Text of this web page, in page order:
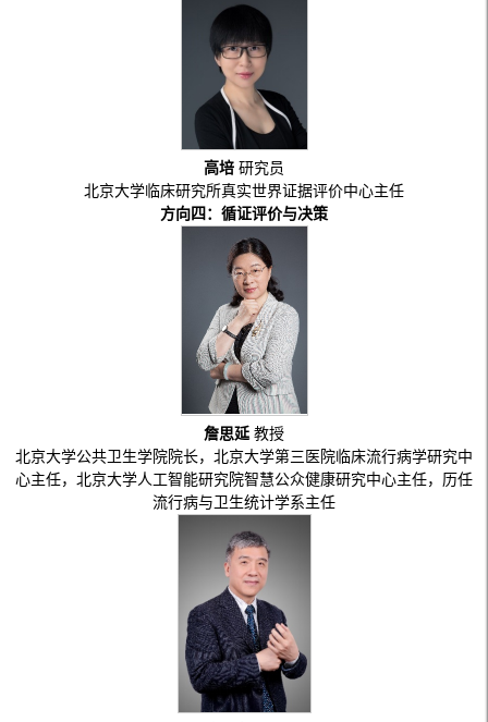
高培 研究员
北京大学临床研究所真实世界证据评价中心主任
方向四：循证评价与决策
詹思延 教授
北京大学公共卫生学院院长，北京大学第三医院临床流行病学研究中
心主任，北京大学人工智能研究院智慧公众健康研究中心主任，历任
流行病与卫生统计学系主任